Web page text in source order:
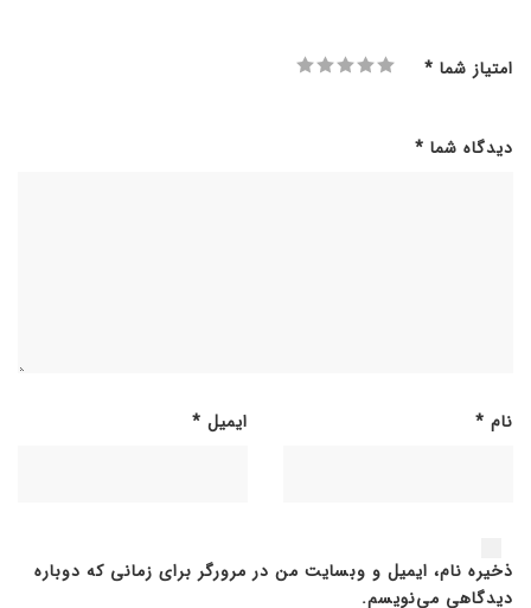
امتیاز شما *
دیدگاه شما *
نام * ایمیل *
ذخیره نام، ایمیل و وبسایت من در مرورگر برای زمانی که دوباره
دیدگاهی می‌نویسم.